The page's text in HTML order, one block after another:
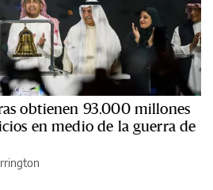
obtienen 93.000 millones
en medio de la guerra de